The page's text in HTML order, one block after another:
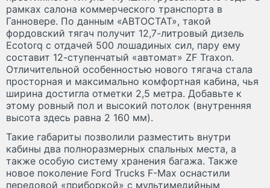
рамках салона коммерческого транспорта в
Ганновере. По данным «АВТОСТАТ», такой
фордовский тягач получит 12,7-литровый дизель
Ecotorq с отдачей 500 лошадиных сил, пару ему
составит 12-ступенчатый «автомат» ZF Traxon.
Отличительной особенностью нового тягача стала
просторная и максимально комфортная кабина, чья
ширина достигла отметки 2,5 метра. Добавьте к
этому ровный пол и высокий потолок (внутренняя
высота здесь равна 2 160 мм).
Такие габариты позволили разместить внутри
кабины два полноразмерных спальных места, а
также особую систему хранения багажа. Также
новое поколение Ford Trucks F-Max оснастили
передовой «приборкой» с мультимедийным